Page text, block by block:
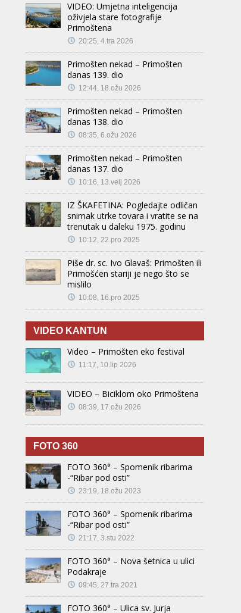
VIDEO: Umjetna inteligencija
oživjela stare fotografije
Primoštena
20:25, 4.tra 2026
Primošten nekad – Primošten
danas 139. dio
12:44, 18.ožu 2026
Primošten nekad – Primošten
danas 138. dio
08:35, 6.ožu 2026
Primošten nekad – Primošten
danas 137. dio
10:16, 13.velj 2026
IZ ŠKAFETINA: Pogledajte odličan
snimak utrke tovara i vratite se na
trenutak u daleku 1975. godinu
10:12, 22.pro 2025
Piše dr. sc. Ivo Glavaš: Primošten ili
Primošćen stariji je nego što se
mislilo
10:08, 16.pro 2025
VIDEO KANTUN
Video – Primošten eko festival
11:17, 10.lip 2026
VIDEO – Biciklom oko Primoštena
08:39, 17.ožu 2026
FOTO 360
FOTO 360° – Spomenik ribarima
-“Ribar pod osti”
23:19, 18.ožu 2023
FOTO 360° – Spomenik ribarima
-“Ribar pod osti”
21:17, 3.stu 2022
FOTO 360° – Nova šetnica u ulici
Podakraje
09:45, 27.tra 2021
FOTO 360° – Ulica sv. Jurja